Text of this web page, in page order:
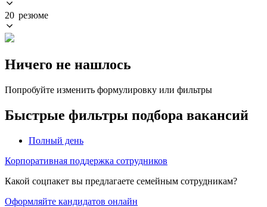
20 резюме
Ничего не нашлось
Попробуйте изменить формулировку или фильтры
Быстрые фильтры подбора вакансий
Полный день
Корпоративная поддержка сотрудников
Какой соцпакет вы предлагаете семейным сотрудникам?
Оформляйте кандидатов онлайн